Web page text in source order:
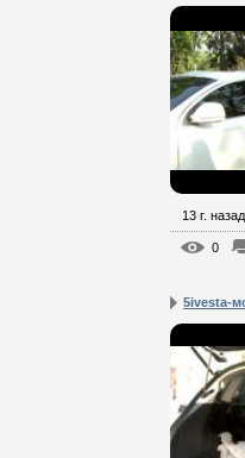
13 г. назад
0
5ivesta-